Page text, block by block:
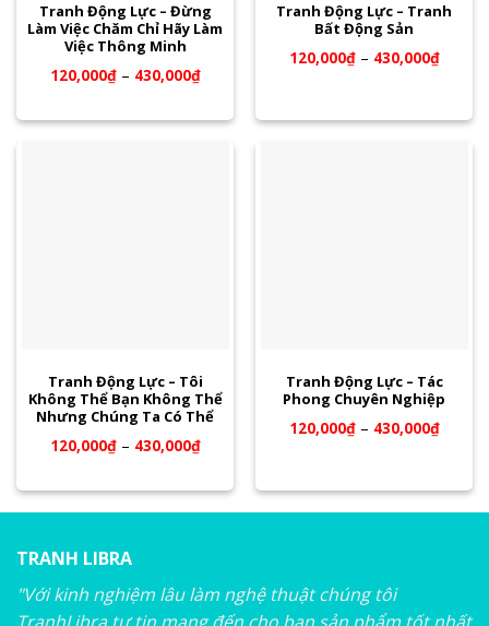
Tranh Động Lực – Đừng
Làm Việc Chăm Chỉ Hãy Làm
Việc Thông Minh
120,000₫– 430,000₫
Tranh Động Lực – Tranh
Bất Động Sản
120,000₫– 430,000₫
Tranh Động Lực – Tôi
Không Thể Bạn Không Thể
Nhưng Chúng Ta Có Thể
120,000₫– 430,000₫
Tranh Động Lực – Tác
Phong Chuyên Nghiệp
120,000₫– 430,000₫
TRANH LIBRA
"Với kinh nghiệm lâu làm nghệ thuật chúng tôi